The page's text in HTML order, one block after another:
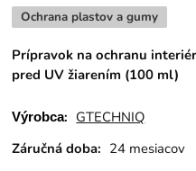
Ochrana plastov a gumy
Prípravok na ochranu
pred UV žiarením (100 ml)
Výrobca: GTECHNIQ
Záručná doba: 24 mesiacov